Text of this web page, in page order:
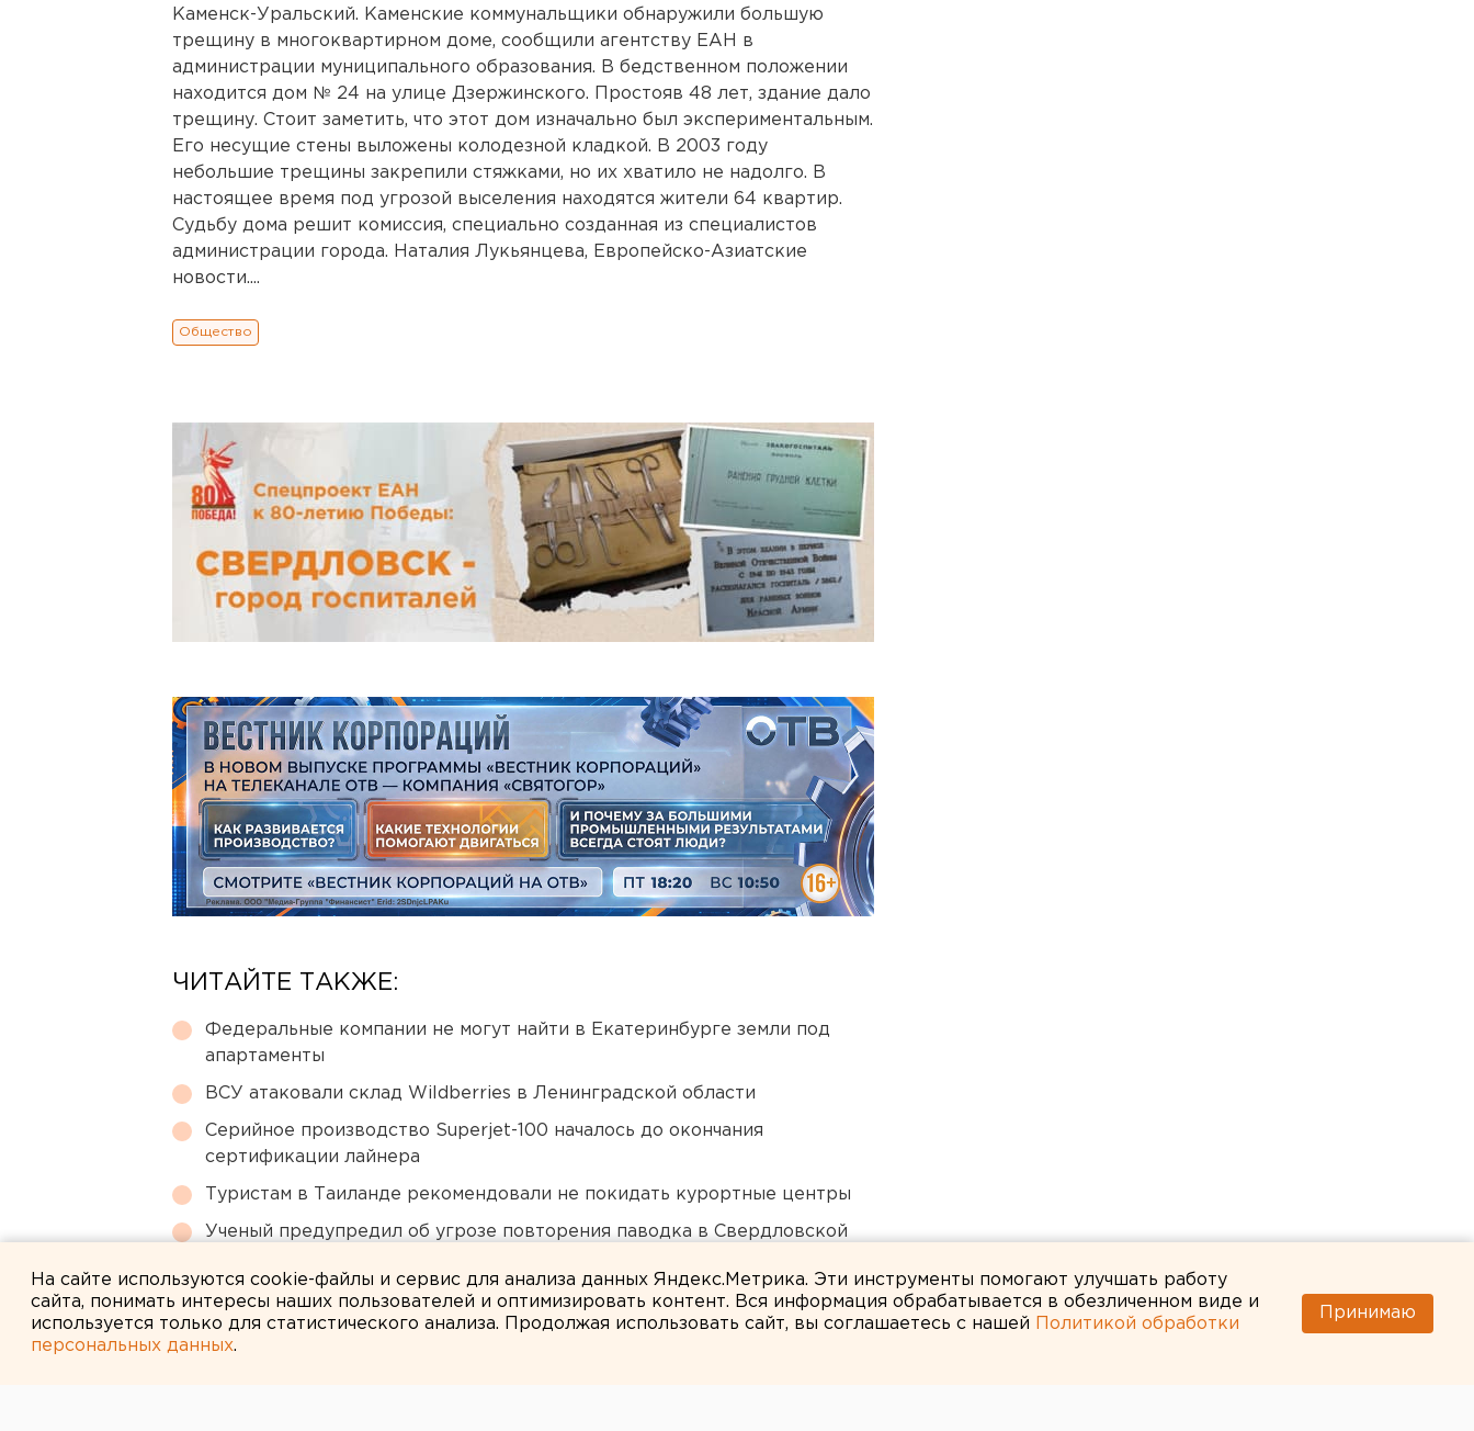
Каменск-Уральский. Каменские коммунальщики обнаружили большую
трещину в многоквартирном доме, сообщили агентству ЕАН в
администрации муниципального образования. В бедственном положении
находится дом № 24 на улице Дзержинского. Простояв 48 лет, здание дало
трещину. Стоит заметить, что этот дом изначально был экспериментальным.
Его несущие стены выложены колодезной кладкой. В 2003 году
небольшие трещины закрепили стяжками, но их хватило не надолго. В
настоящее время под угрозой выселения находятся жители 64 квартир.
Судьбу дома решит комиссия, специально созданная из специалистов
администрации города. Наталия Лукьянцева, Европейско-Азиатские
новости....
Общество
ЧИТАЙТЕ ТАКЖЕ:
Федеральные компании не могут найти в Екатеринбурге земли под
апартаменты
ВСУ атаковали склад Wildberries в Ленинградской области
Серийное производство Superjet-100 началось до окончания
сертификации лайнера
Туристам в Таиланде рекомендовали не покидать курортные центры
Ученый предупредил об угрозе повторения паводка в Свердловской
На сайте используются cookie-файлы и сервис для анализа данных Яндекс.Метрика. Эти инструменты помогают улучшать работу
сайта, понимать интересы наших пользователей и оптимизировать контент. Вся информация обрабатывается в обезличенном виде и
используется только для статистического анализа. Продолжая использовать сайт, вы соглашаетесь с нашей
Политикой обработки
персональных данных.
Принимаю